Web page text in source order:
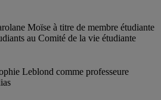
Moïse à titre de membre étudiante
au Comité de la vie étudiante
Leblond comme professeure